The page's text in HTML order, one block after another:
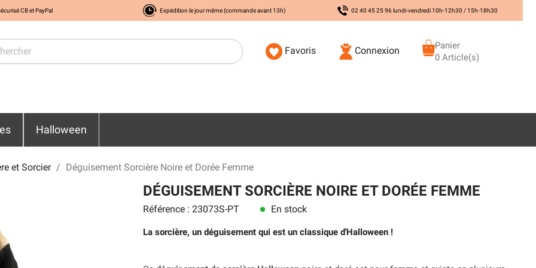
CB et PayPal Expédition le jour même (commande avant 13h) 02 40 45 25 96 lundi-vendredi 10h-12h30 / 15h-18h30
Favoris Connexion
Panier
0 Article(s)
Halloween
et Sorcier Déguisement Sorcière Noire et Dorée Femme
DÉGUISEMENT SORCIÈRE NOIRE ET DORÉE FEMME
Référence : 23073S-PT lens En stock
La sorcière, un déguisement qui est un classique d'Halloween !